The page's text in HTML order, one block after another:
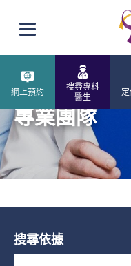
打開選單
網上預約
搜尋專科
醫生
專業團隊
搜尋依據